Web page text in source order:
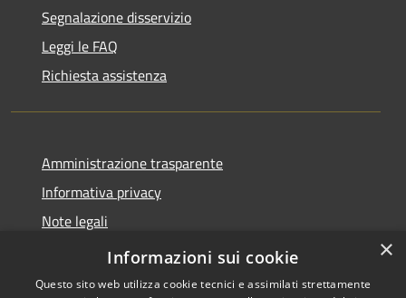
Segnalazione disservizio
Leggi le FAQ
Richiesta assistenza
Amministrazione trasparente
Informativa privacy
Note legali
Dichiarazione di accessibilità
×
Informazioni sui cookie
Questo sito web utilizza cookie tecnici e assimilati strettamente